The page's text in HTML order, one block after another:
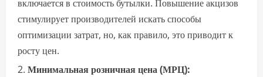
включается в стоимость бутылки. Повышение акцизов
стимулирует производителей искать способы
оптимизации затрат, но, как правило, это приводит к
росту цен.
Минимальная розничная цена (МРЦ):